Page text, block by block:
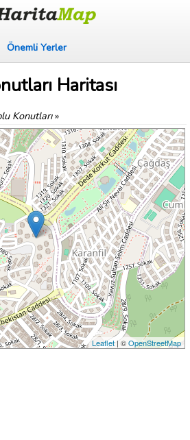
Önemli Yerler
Haritası
Konutları»
Leaflet| ©OpenStreetMap